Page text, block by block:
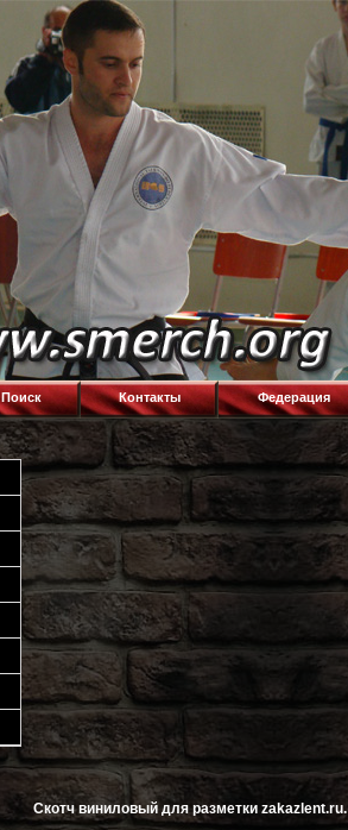
Поиск Контакты Федерация
Скотч виниловый для разметки zakazlent.ru.